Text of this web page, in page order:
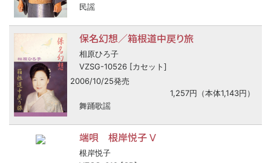
民謡
保名幻想／箱根道中戻り旅
相原ひろ子
VZSG-10526 [カセット]
2006/10/25発売
1,257円（本体1,143円）
舞踊歌謡
端唄 根岸悦子 Ⅴ
根岸悦子